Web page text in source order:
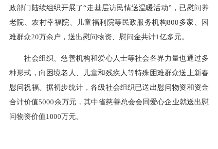
政部门陆续组织开展了“走基层访民情送温暖活动”，已慰问养
老院、农村幸福院、儿童福利院等民政服务机构800多家、困
难群众20万余户，送出慰问物资、慰问金共计1亿多元。
社会组织、慈善机构和爱心人士等社会各界力量也通过多
种形式，向困境老人、儿童和残疾人等特殊困难群众送上新春
慰问祝福。据初步统计，各级社会组织已送出慰问物资和资金
合计价值5000余万元，其中省慈善总会会同爱心企业就送出慰
问物资价值1000万元。